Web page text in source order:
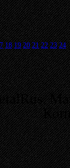
18 19 20 21 22 23 24